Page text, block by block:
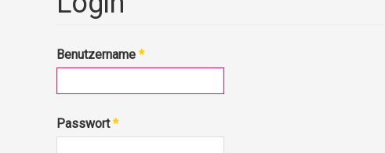
Benutzername *
Passwort*